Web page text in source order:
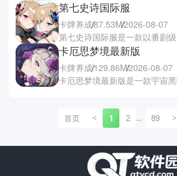
第七史诗国际服
卡牌养成87.53M2026-08-07
卡厄思梦境最新版
卡牌养成129.86M2026-08-07
首页 < 1 2 ... 89 >